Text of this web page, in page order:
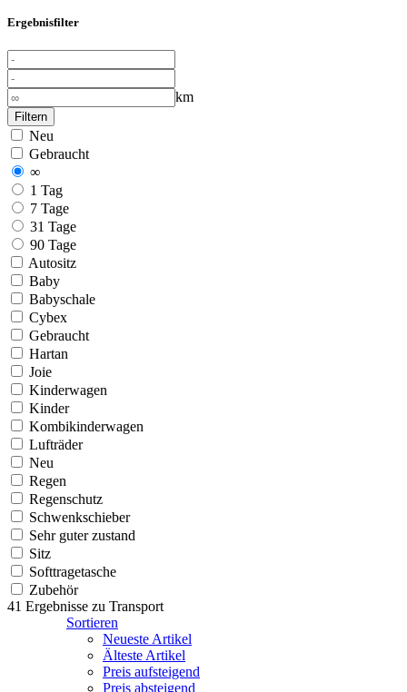
Ergebnisfilter
km
Filtern
Neu
Gebraucht
∞
1 Tag
7 Tage
31 Tage
90 Tage
Autositz
Baby
Babyschale
Cybex
Gebraucht
Hartan
Joie
Kinderwagen
Kinder
Kombikinderwagen
Lufträder
Neu
Regen
Regenschutz
Schwenkschieber
Sehr guter zustand
Sitz
Softtragetasche
Zubehör
41 Ergebnisse zu Transport
Sortieren
Neueste Artikel
Älteste Artikel
Preis aufsteigend
Preis absteigend